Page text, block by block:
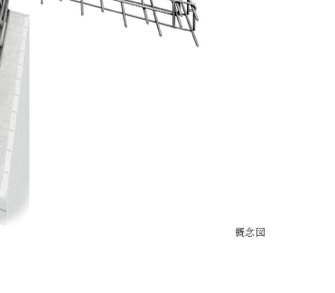
概念図